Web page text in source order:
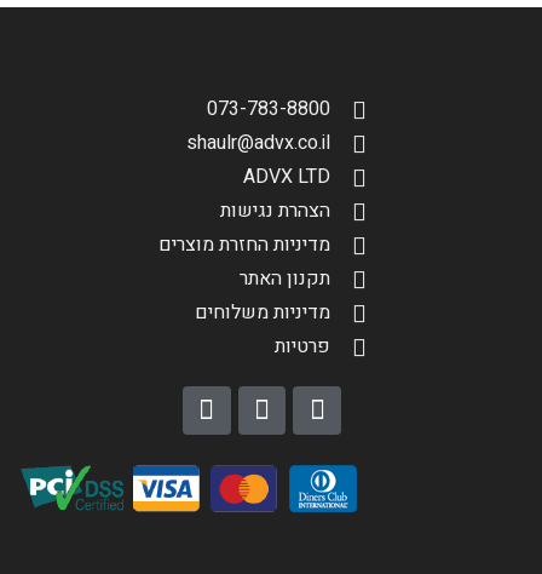
073-783-8800
shaulr@advx.co.il
ADVX LTD
הצהרת נגישות
מדיניות החזרת מוצרים
תקנון האתר
מדיניות משלוחים
פרטיות
סינון תוצאות